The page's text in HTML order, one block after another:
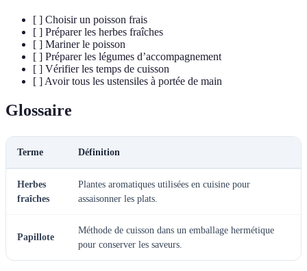
[ ] Choisir un poisson frais
[ ] Préparer les herbes fraîches
[ ] Mariner le poisson
[ ] Préparer les légumes d’accompagnement
[ ] Vérifier les temps de cuisson
[ ] Avoir tous les ustensiles à portée de main
Glossaire
Terme Définition
Herbes
fraîches
Plantes aromatiques utilisées en cuisine pour
assaisonner les plats.
Papillote
Méthode de cuisson dans un emballage hermétique
pour conserver les saveurs.